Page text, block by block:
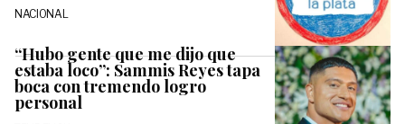
NACIONAL
“Hubo gente que me dijo que
estaba loco”: Sammis Reyes tapa
boca con tremendo logro
personal